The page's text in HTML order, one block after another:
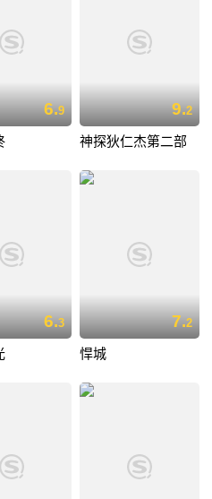
6.9 9.2
神探狄仁杰第二部
6.3 7.2
悍城